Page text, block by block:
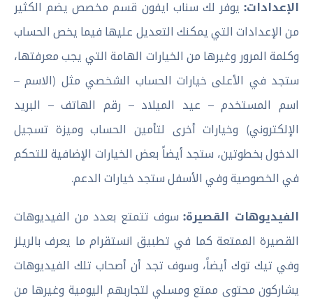
الإعدادات: يوفر لك سناب ايفون قسم مخصص يضم الكثير
من الإعدادات التي يمكنك التعديل عليها فيما يخص الحساب
وكلمة المرور وغيرها من الخيارات الهامة التي يجب معرفتها،
ستجد في الأعلى خيارات الحساب الشخصي مثل (الاسم –
اسم المستخدم – عيد الميلاد – رقم الهاتف – البريد
الإلكتروني) وخيارات أخرى لتأمين الحساب وميزة تسجيل
الدخول بخطوتين، ستجد أيضاً بعض الخيارات الإضافية للتحكم
في الخصوصية وفي الأسفل ستجد خيارات الدعم.
الفيديوهات القصيرة:سوف تتمتع بعدد من الفيديوهات
القصيرة الممتعة كما في تطبيق انستقرام ما يعرف بالريلز
وفي تيك توك أيضاً، وسوف تجد أن أصحاب تلك الفيديوهات
يشاركون محتوى ممتع ومسلي لتجاربهم اليومية وغيرها من